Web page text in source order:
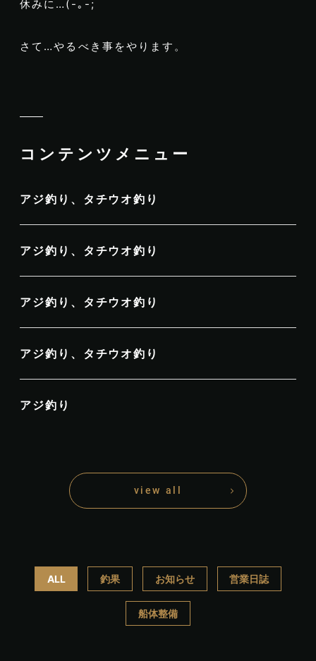
休みに…(-｡-;
さて…やるべき事をやります。
コンテンツメニュー
アジ釣り、タチウオ釣り
アジ釣り、タチウオ釣り
アジ釣り、タチウオ釣り
アジ釣り、タチウオ釣り
アジ釣り
view all
ALL 釣果 お知らせ 営業日誌
船体整備